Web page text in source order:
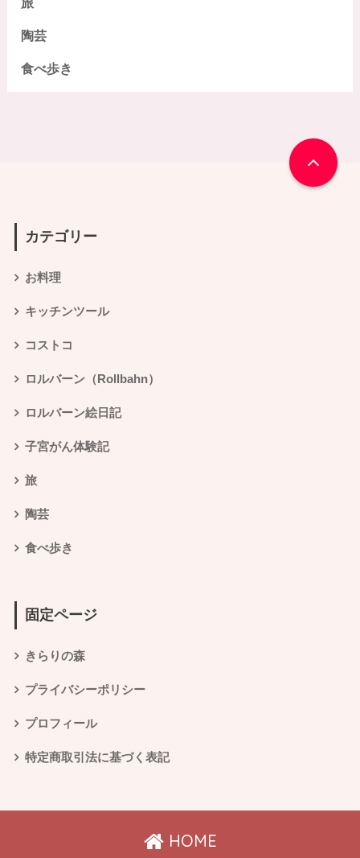
旅
陶芸
食べ歩き
カテゴリー
お料理
キッチンツール
コストコ
ロルバーン（Rollbahn）
ロルバーン絵日記
子宮がん体験記
旅
陶芸
食べ歩き
固定ページ
きらりの森
プライバシーポリシー
プロフィール
特定商取引法に基づく表記
HOME